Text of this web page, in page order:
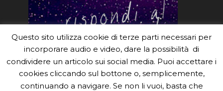
Questo sito utilizza cookie di terze parti necessari per
incorporare audio e video, dare la possibilità di
condividere un articolo sui social media. Puoi accettare i
cookies cliccando sul bottone o, semplicemente,
continuando a navigare. Se non li vuoi, basta che